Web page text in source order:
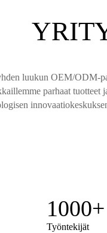
luukun OEM/ODM-
parhaat
1000+
Työntekijät